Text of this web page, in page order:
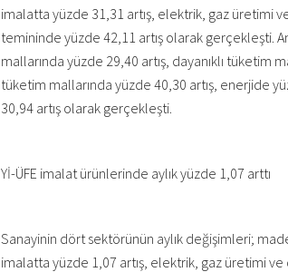
imalatta yüzde 31,31 artış, elektrik, gaz üretimi ve
temininde yüzde 42,11 artış olarak gerçekleşti.
mallarında yüzde 29,40 artış, dayanıklı tüketim
tüketim mallarında yüzde 40,30 artış, enerjide
30,94 artış olarak gerçekleşti.
Yİ-ÜFE imalat ürünlerinde aylık yüzde 1,07 arttı
Sanayinin dört sektörünün aylık değişimleri;
imalatta yüzde 1,07 artış, elektrik, gaz üretimi ve